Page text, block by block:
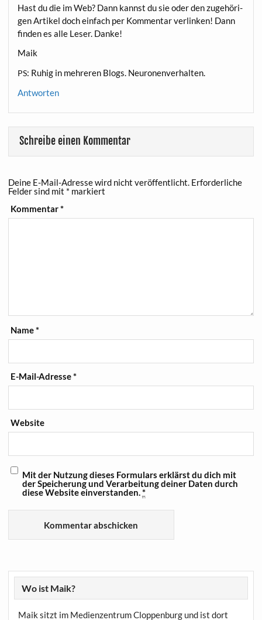
Hast du die im Web? Dann kannst du sie oder den zuge­hö­ri­
gen Arti­kel doch ein­fach per Kom­men­tar ver­lin­ken! Dann
fin­den es alle Leser. Danke!
Maik
PS: Ruhig in meh­re­ren Blogs. Neuronenverhalten.
Antworten
Schreibe einen Kommentar
Deine E-Mail-Adresse wird nicht veröffentlicht. Erforderliche
Felder sind mit * markiert
Kommentar*
Name*
E-Mail-Adresse*
Website
Mit der Nutzung dieses Formulars erklärst du dich mit
der Speicherung und Verarbeitung deiner Daten durch
diese Website einverstanden.*
Wo ist Maik?
Maik sitzt im Medienzentrum Cloppenburg und ist dort